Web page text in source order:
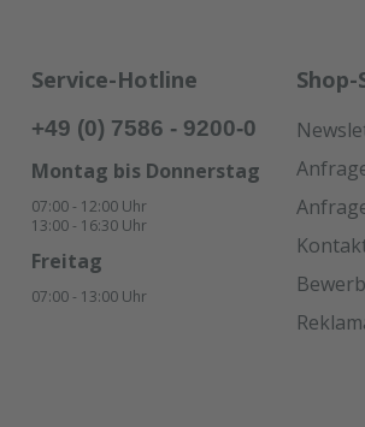
Service-Hotline
+49 (0) 7586 - 9200-0
Montag bis Donnerstag
07:00 - 12:00 Uhr
13:00 - 16:30 Uhr
Freitag
07:00 - 13:00 Uhr
Shop-